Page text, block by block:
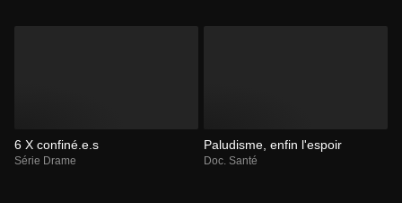
6 X confiné.e.s
Série Drame
Paludisme, enfin l'espoir
Doc. Santé